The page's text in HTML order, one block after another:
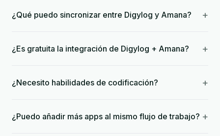
¿Qué puedo sincronizar entre Digylog y Amana? +
¿Es gratuita la integración de Digylog + Amana? +
¿Necesito habilidades de codificación? +
¿Puedo añadir más apps al mismo flujo de trabajo? +